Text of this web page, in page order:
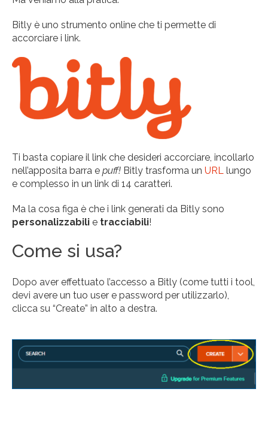
Bitly è uno strumento online che ti permette di
accorciare i link.
Ti basta copiare il link che desideri accorciare, incollarlo
nell’apposita barra e puff! Bitly trasforma un URL lungo
e complesso in un link di 14 caratteri.
Ma la cosa figa è che i link generati da Bitly sono
personalizzabili e tracciabili!
Come si usa?
Dopo aver effettuato l’accesso a Bitly (come tutti i tool,
devi avere un tuo user e password per utilizzarlo),
clicca su “Create” in alto a destra.